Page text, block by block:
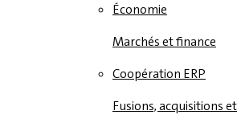
Économie
Marchés et finance
Coopération ERP
Fusions, acquisitions